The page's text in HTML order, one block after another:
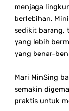
menjaga
berlebihan.
sedikit barang,
yang lebih
yang benar-
Mari MinSing
semakin
praktis untuk